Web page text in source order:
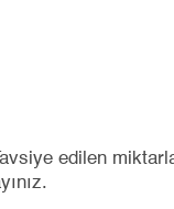
edilen